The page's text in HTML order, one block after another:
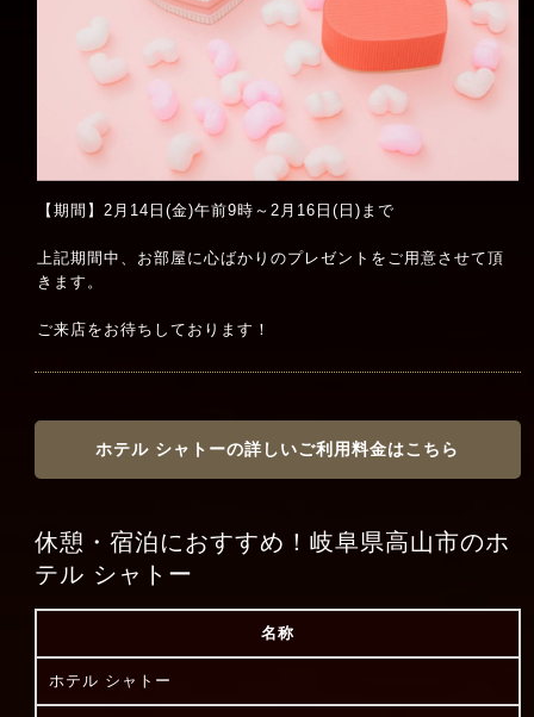
【期間】2月14日(金)午前9時～2月16日(日)まで
上記期間中、お部屋に心ばかりのプレゼントをご用意させて頂
きます。
ご来店をお待ちしております！
ホテル シャトーの詳しいご利用料金はこちら
休憩・宿泊におすすめ！岐阜県高山市のホ
テル シャトー
名称
ホテル シャトー